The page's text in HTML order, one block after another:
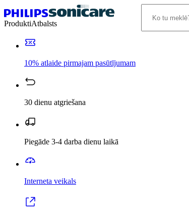
ProduktiAtbalsts
10% atlaide pirmajam pasūtījumam
30 dienu atgriešana
Piegāde 3-4 darba dienu laikā
Interneta veikals